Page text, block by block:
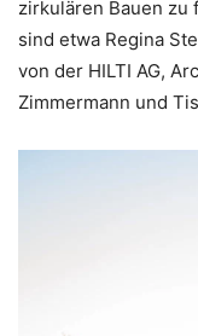
zirkulären Bauen
sind etwa Regina
von der HILTI AG,
Zimmermann und